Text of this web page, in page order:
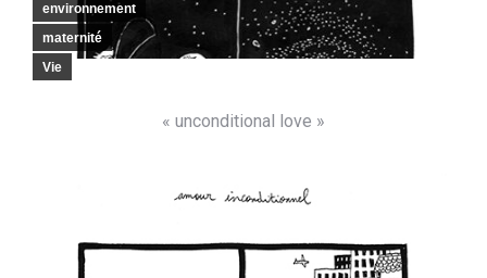
environnement
maternité
Vie
« unconditional love »